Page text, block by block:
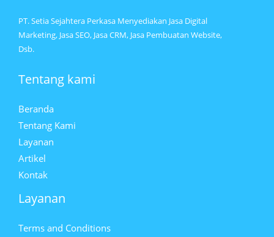
PT. Setia Sejahtera Perkasa Menyediakan Jasa Digital
Marketing, Jasa SEO, Jasa CRM, Jasa Pembuatan Website,
Dsb.
Tentang kami
Beranda
Tentang Kami
Layanan
Artikel
Kontak
Layanan
Terms and Conditions